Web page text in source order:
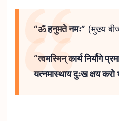
“ॐ हनुमते नमः” (मुख्य
“त्वमस्मिन् कार्य निर्यौगे
यत्नमास्थाय दुःख क्षय